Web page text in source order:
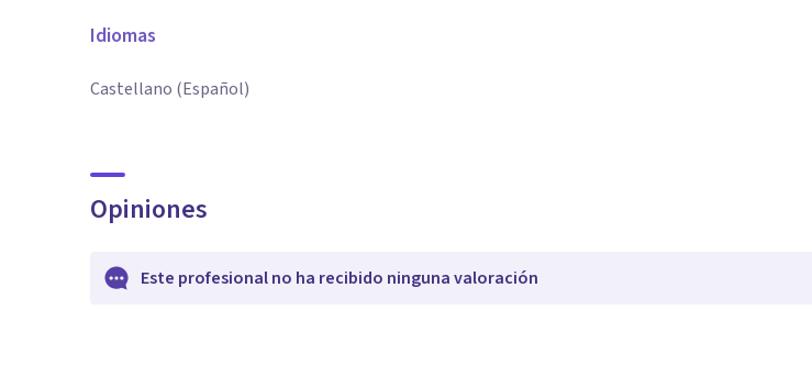
Idiomas
Castellano (Español)
Opiniones
Este profesional no ha recibido ninguna valoración